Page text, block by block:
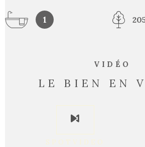
1
VIDÉO
LE BIEN EN
SPOTVIDEO